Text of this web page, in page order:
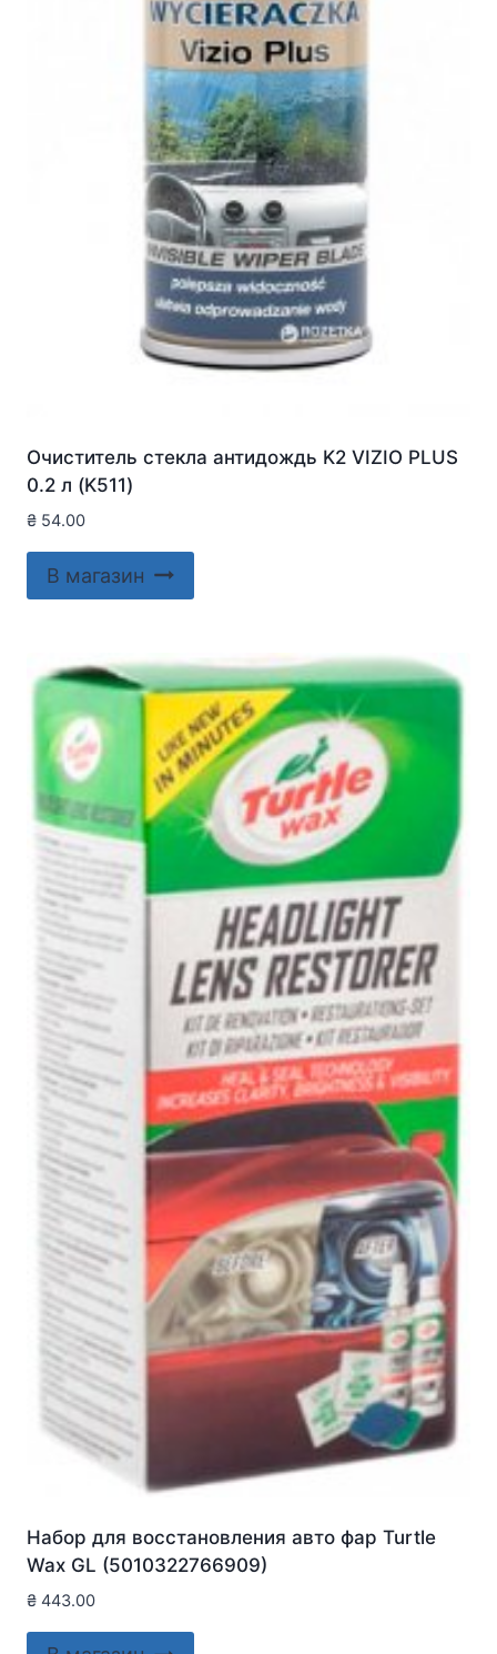
Очиститель стекла антидождь K2 VIZIO PLUS
0.2 л (K511)
₴ 54.00
В магазин
Набор для восстановления авто фар Turtle
Wax GL (5010322766909)
₴ 443.00